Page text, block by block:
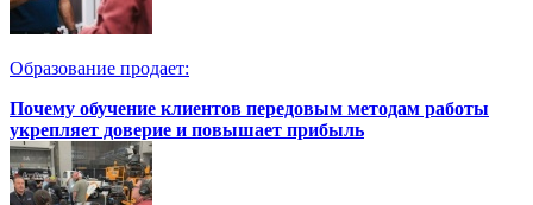
Образование продает:
Почему обучение клиентов передовым методам работы
укрепляет доверие и повышает прибыль